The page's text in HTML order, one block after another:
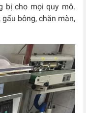
bị cho mọi quy mô.
bông, chăn màn,